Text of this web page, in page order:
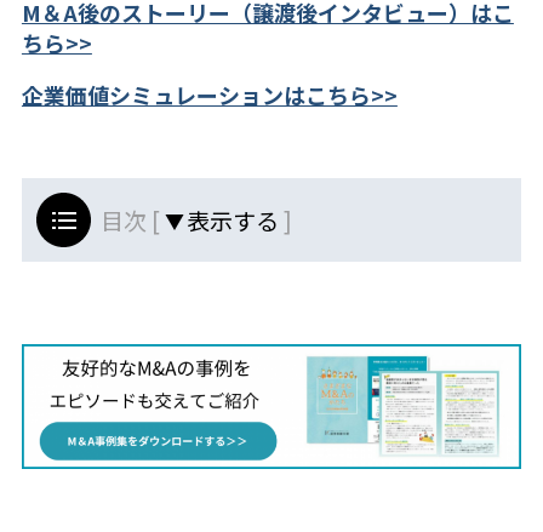
M＆A後のストーリー（譲渡後インタビュー）はこ
ちら>>
企業価値シミュレーションはこちら>>
目次 [ ]